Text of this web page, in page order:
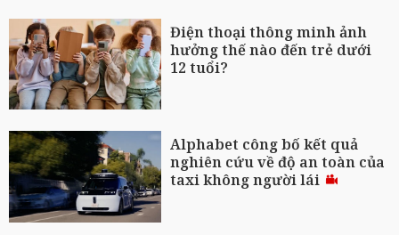
Điện thoại thông minh ảnh
hưởng thế nào đến trẻ dưới
12 tuổi?
Alphabet công bố kết quả
nghiên cứu về độ an toàn của
taxi không người lái